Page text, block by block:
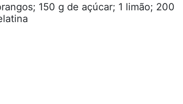
150 g de açúcar; 1 limão; 200